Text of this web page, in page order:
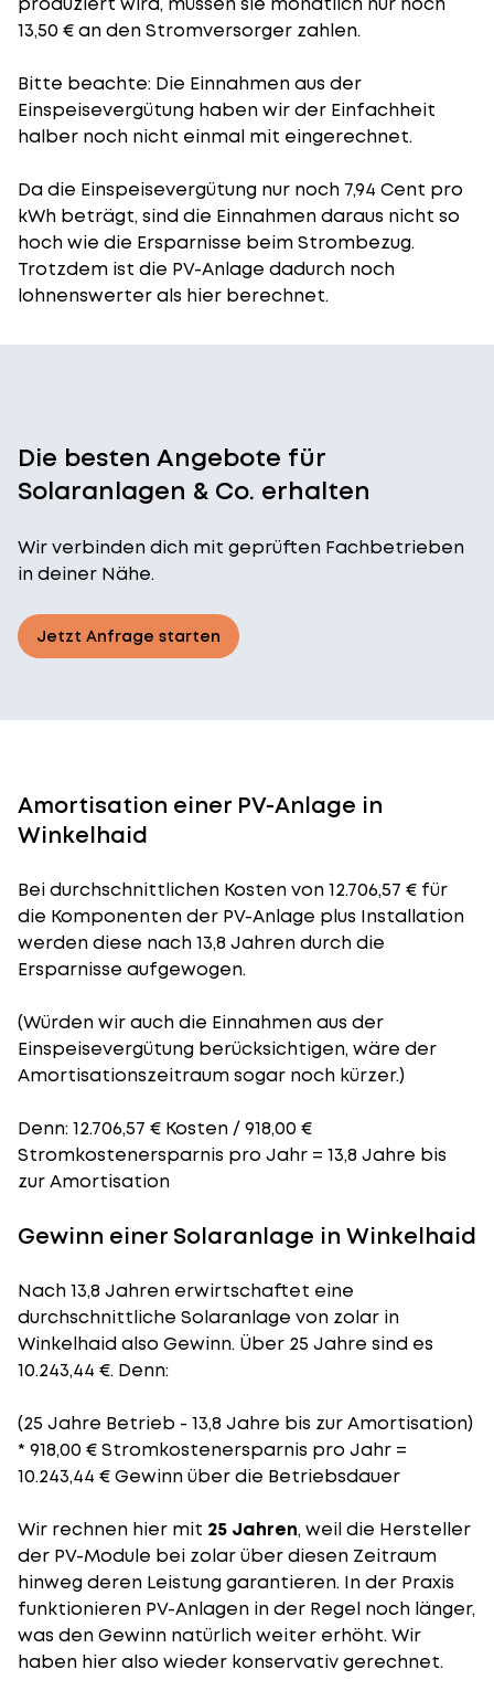
13,50 € an den Stromversorger zahlen.
Bitte beachte: Die Einnahmen aus der
Einspeisevergütung haben wir der Einfachheit
halber noch nicht einmal mit eingerechnet.
Da die Einspeisevergütung nur noch 7,94 Cent pro
kWh beträgt, sind die Einnahmen daraus nicht so
hoch wie die Ersparnisse beim Strombezug.
Trotzdem ist die PV-Anlage dadurch noch
lohnenswerter als hier berechnet.
Die besten Angebote für
Solaranlagen & Co. erhalten
Wir verbinden dich mit geprüften Fachbetrieben
in deiner Nähe.
Jetzt Anfrage starten
Amortisation einer PV-Anlage in
Winkelhaid
Bei durchschnittlichen Kostenvon 12.706,57 € für
die Komponenten der PV-Anlage plus Installation
werden diese nach 13,8 Jahren durch die
Ersparnisse aufgewogen.
(Würden wir auch die Einnahmen aus der
Einspeisevergütung berücksichtigen, wäre der
Amortisationszeitraumsogar noch kürzer.)
Denn: 12.706,57 € Kosten / 918,00 €
Stromkostenersparnis pro Jahr = 13,8 Jahre bis
zur Amortisation
Gewinn einer Solaranlage in Winkelhaid
Nach 13,8 Jahren erwirtschaftet eine
durchschnittliche Solaranlage von zolar in
Winkelhaid also Gewinn. Über 25 Jahre sind es
10.243,44 €. Denn:
(25 Jahre Betrieb - 13,8 Jahre bis zur Amortisation)
* 918,00 € Stromkostenersparnis pro Jahr =
10.243,44 € Gewinn über die Betriebsdauer
Wir rechnen hier mit 25 Jahren, weil die Hersteller
der PV-Module bei zolar über diesen Zeitraum
hinweg deren Leistung garantieren. In der Praxis
funktionieren PV-Anlagen in der Regel noch länger,
was den Gewinn natürlich weiter erhöht. Wir
haben hier also wieder konservativ gerechnet.